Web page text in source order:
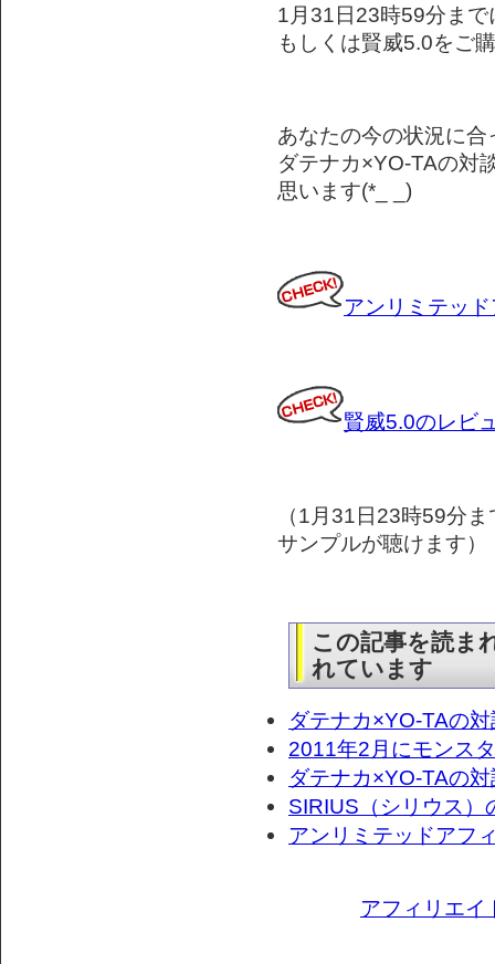
1月31日23時59分ま
もしくは賢威5.0をご
あなたの今の状況に
ダテナカ×YO-TAの対
思います(*_ _)
アンリミテッ
賢威5.0のレビ
（1月31日23時59分
サンプルが聴けます）
この記事を読ま
れています
ダテナカ×YO-TAの
2011年2月にモンス
ダテナカ×YO-TAの
SIRIUS（シリウス）
アンリミテッドアフ
アフィリエイ